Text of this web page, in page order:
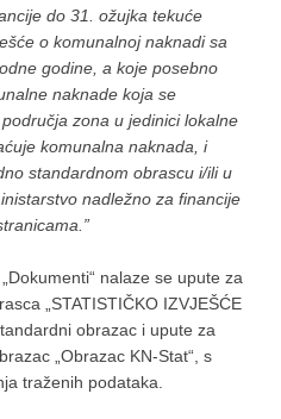
do 31. ožujka tekuće
o komunalnoj naknadi sa
godine, a koje posebno
naknade koja se
zona u jedinici lokalne
komunalna naknada, i
standardnom obrascu i/ili u
nadležno za financije
nalaze se upute za
„STATISTIČKO IZVJEŠĆE
obrazac i upute za
„Obrazac KN-Stat“, s
traženih podataka.